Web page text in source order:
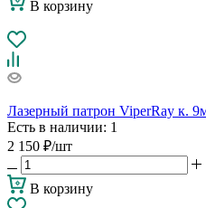
В корзину
Лазерный патрон ViperRay к.
Есть в наличии: 1
2 150 ₽/шт
В корзину